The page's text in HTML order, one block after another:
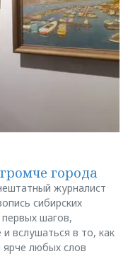
города
журналист
сибирских
шагов,
вслушаться в то, как
ярче любых слов